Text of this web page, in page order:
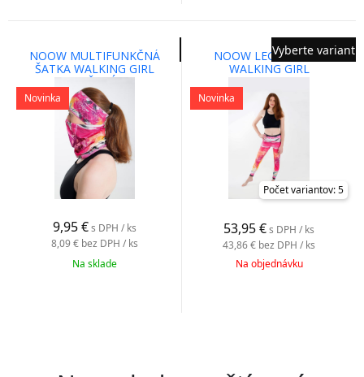
NOOW MULTIFUNKČNÁ
ŠATKA WALKING GIRL
RUŽOVÁ
Novinka
9,95€s DPH / ks
8,09 € bez DPH / ks
Na sklade
NOOW LEGÍNY PINK
WALKING GIRL
Novinka
Počet variantov: 5
53,95€s DPH / ks
43,86 € bez DPH / ks
Vyberte variant
Na objednávku